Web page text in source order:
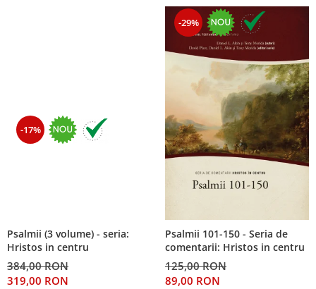
-17%
Psalmii (3 volume) - seria:
Hristos in centru
384,00 RON
319,00 RON
-29%
Psalmii 101-150 - Seria de
comentarii: Hristos in centru
125,00 RON
89,00 RON